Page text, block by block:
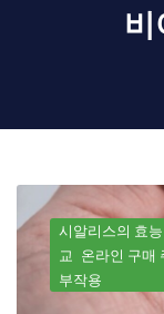
시알리스의 효능
교 온라인 구매
부작용